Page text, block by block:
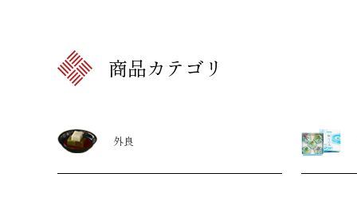
商品カテゴリ
外良